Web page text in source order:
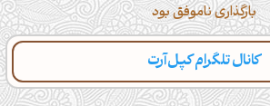
بارگذاری ناموفق بود
کانال تلگرام کپل‌آرت